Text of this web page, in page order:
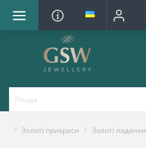
Золоті прикраси Золоті ладaнки